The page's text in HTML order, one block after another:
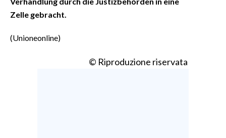
Zelle gebracht.
(Unioneonline)
© Riproduzione riservata